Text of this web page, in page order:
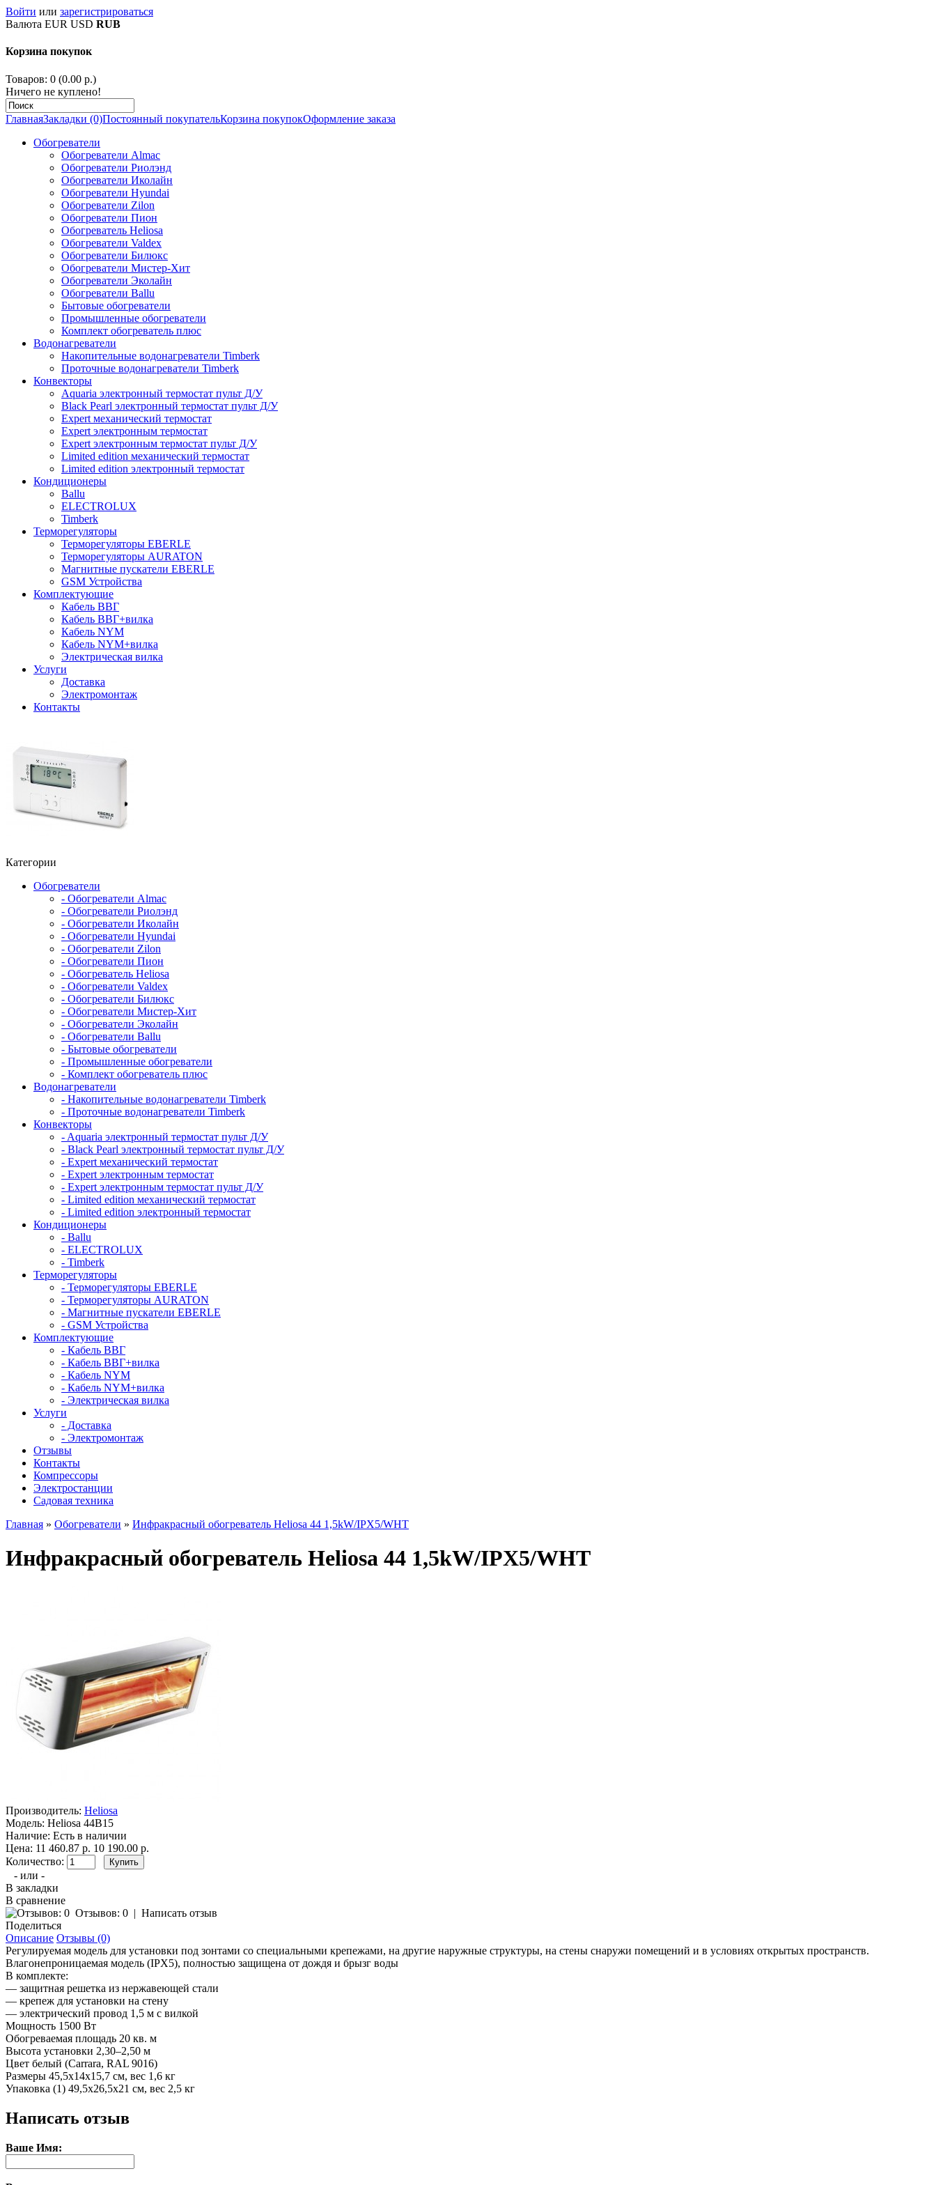
Войти или зарегистрироваться
Валюта EUR USD RUB
Корзина покупок
Товаров: 0 (0.00 р.)
Ничего не куплено!
ГлавнаяЗакладки (0)Постоянный покупательКорзина покупокОформление заказа
Обогреватели
Обогреватели Almac
Обогреватели Риолэнд
Обогреватели Иколайн
Обогреватели Hyundai
Обогреватели Zilon
Обогреватели Пион
Обогреватель Heliosa
Обогреватели Valdex
Обогреватели Билюкс
Обогреватели Мистер-Хит
Обогреватели Эколайн
Обогреватели Ballu
Бытовые обогреватели
Промышленные обогреватели
Комплект обогреватель плюс
Водонагреватели
Накопительные водонагреватели Timberk
Проточные водонагреватели Timberk
Конвекторы
Aquaria электронный термостат пульт Д/У
Black Pearl электронный термостат пульт Д/У
Expert механический термостат
Expert электронным термостат
Expert электронным термостат пульт Д/У
Limited edition механический термостат
Limited edition электронный термостат
Кондиционеры
Ballu
ELECTROLUX
Timberk
Терморегуляторы
Терморегуляторы EBERLE
Терморегуляторы AURATON
Магнитные пускатели EBERLE
GSM Устройства
Комплектующие
Кабель ВВГ
Кабель ВВГ+вилка
Кабель NYM
Кабель NYM+вилка
Электрическая вилка
Услуги
Доставка
Электромонтаж
Контакты
Категории
Обогреватели
- Обогреватели Almac
- Обогреватели Риолэнд
- Обогреватели Иколайн
- Обогреватели Hyundai
- Обогреватели Zilon
- Обогреватели Пион
- Обогреватель Heliosa
- Обогреватели Valdex
- Обогреватели Билюкс
- Обогреватели Мистер-Хит
- Обогреватели Эколайн
- Обогреватели Ballu
- Бытовые обогреватели
- Промышленные обогреватели
- Комплект обогреватель плюс
Водонагреватели
- Накопительные водонагреватели Timberk
- Проточные водонагреватели Timberk
Конвекторы
- Aquaria электронный термостат пульт Д/У
- Black Pearl электронный термостат пульт Д/У
- Expert механический термостат
- Expert электронным термостат
- Expert электронным термостат пульт Д/У
- Limited edition механический термостат
- Limited edition электронный термостат
Кондиционеры
- Ballu
- ELECTROLUX
- Timberk
Терморегуляторы
- Терморегуляторы EBERLE
- Терморегуляторы AURATON
- Магнитные пускатели EBERLE
- GSM Устройства
Комплектующие
- Кабель ВВГ
- Кабель ВВГ+вилка
- Кабель NYM
- Кабель NYM+вилка
- Электрическая вилка
Услуги
- Доставка
- Электромонтаж
Отзывы
Контакты
Компрессоры
Электростанции
Садовая техника
Главная » Обогреватели » Инфракрасный обогреватель Heliosa 44 1,5kW/IPX5/WHT
Инфракрасный обогреватель Heliosa 44 1,5kW/IPX5/WHT
Производитель: Heliosa
Модель: Heliosa 44B15
Наличие: Есть в наличии
Цена: 11 460.87 р. 10 190.00 р.
Количество:
- или -
В закладки
В сравнение
Отзывов: 0 | Написать отзыв
Поделиться
Описание Отзывы (0)
Регулируемая модель для установки под зонтами со специальными крепежами, на другие наружные структуры, на стены снаружи помещений и в условиях открытых пространств.
Влагонепроницаемая модель (IPX5), полностью защищена от дождя и брызг воды
В комплекте:
— защитная решетка из нержавеющей стали
— крепеж для установки на стену
— электрический провод 1,5 м с вилкой
Мощность 1500 Вт
Обогреваемая площадь 20 кв. м
Высота установки 2,30–2,50 м
Цвет белый (Carrara, RAL 9016)
Размеры 45,5х14х15,7 см, вес 1,6 кг
Упаковка (1) 49,5х26,5х21 см, вес 2,5 кг
Написать отзыв
Ваше Имя: